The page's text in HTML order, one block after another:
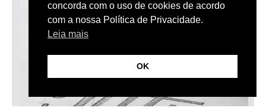
concorda com o uso de cookies de acordo
com a nossa Política de Privacidade.
Leia mais
OK